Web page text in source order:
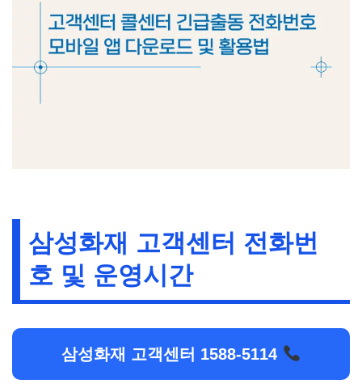
삼성화재 고객센터 전화번
호 및 운영시간
삼성화재 고객센터 1588-5114